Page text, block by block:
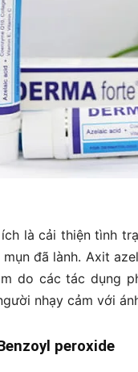
là cải thiện tình
đã lành. Axit
do các tác dụng
nhạy cảm với
peroxide